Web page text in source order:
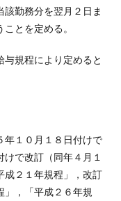
勤務分を翌月２日ま
とを定める。
規程により定めると
１０月１８日付けで
で改訂（同年４月１
成２１年規程」，改訂
」，「平成２６年規